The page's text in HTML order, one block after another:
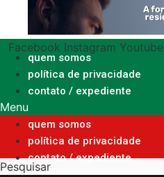
o
conteúdo
Facebook Instagram Youtube
quem somos
política de privacidade
contato / expediente
Menu
quem somos
política de privacidade
contato / expediente
Pesquisar